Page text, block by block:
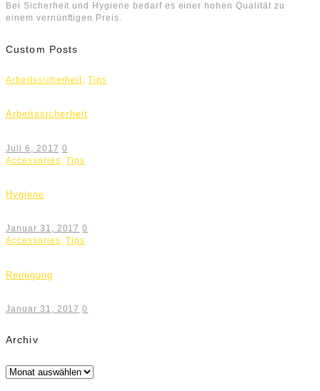
Bei Sicherheit und Hygiene bedarf es einer hohen Qualität zu
einem vernünftigen Preis.
Custom Posts
Arbeitssicherheit,Tips
Arbeitssicherheit
Juli 6, 2017 0
Accessories ,Tips
Hygiene
Januar 31, 2017 0
Accessories,Tips
Reinigung
Januar 31, 2017 0
Archiv
Archiv